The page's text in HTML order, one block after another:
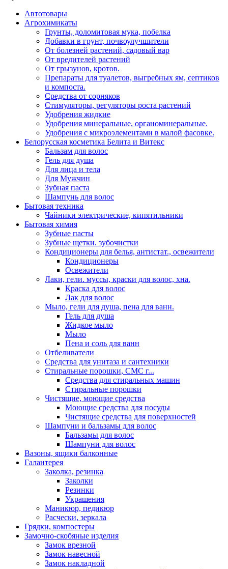
Автотовары
Агрохимикаты
Грунты, доломитовая мука, побелка
Добавки в грунт, почвоулучшители
От болезней растений, садовый вар
От вредителей растений
От грызунов, кротов.
Препараты для туалетов, выгребных ям, септиков
и компоста.
Средства от сорняков
Стимуляторы, регуляторы роста растений
Удобрения жидкие
Удобрения минеральные, органоминеральные.
Удобрения с микроэлементами в малой фасовке.
Белорусская косметика Белита и Витекс
Бальзам для волос
Гель для душа
Для лица и тела
Для Мужчин
Зубная паста
Шампунь для волос
Бытовая техника
Чайники электрические, кипятильники
Бытовая химия
Зубные пасты
Зубные щетки. зубочистки
Кондиционеры для белья, антистат., освежители
Кондиционеры
Освежители
Лаки, гели. муссы, краски для волос, хна.
Краска для волос
Лак для волос
Мыло, гели для душа, пена для ванн.
Гель для душа
Жидкое мыло
Мыло
Пена и соль для ванн
Отбеливатели
Средства для унитаза и сантехники
Стиральные порошки, СМС г...
Средства для стиральных машин
Стиральные порошки
Чистящие, моющие средства
Моющие средства для посуды
Чистящие средства для поверхностей
Шампуни и бальзамы для волос
Бальзамы для волос
Шампуни для волос
Вазоны, ящики балконные
Галантерея
Заколка, резинка
Заколки
Резинки
Украшения
Маникюр, педикюр
Расчески, зеркала
Грядки, компостеры
Замочно-скобяные изделия
Замок врезной
Замок навесной
Замок накладной